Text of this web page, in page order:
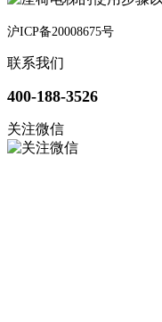
沪ICP备20008675号
联系我们
400-188-3526
关注微信